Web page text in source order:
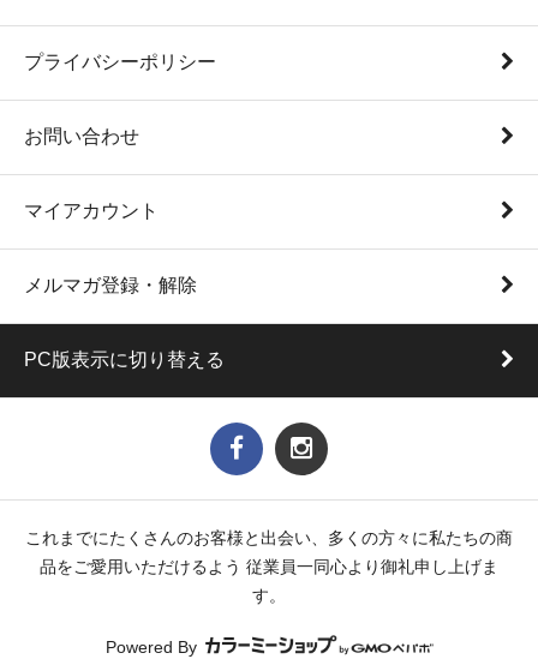
プライバシーポリシー
お問い合わせ
マイアカウント
メルマガ登録・解除
PC版表示に切り替える
これまでにたくさんのお客様と出会い、多くの方々に私たちの商
品をご愛用いただけるよう 従業員一同心より御礼申し上げま
す。
Powered By